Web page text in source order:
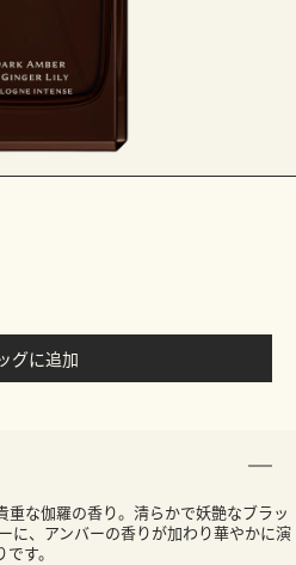
グに追加
重な伽羅の香り。清らかで妖艶なブラッ
に、アンバーの香りが加わり華やかに演
す。